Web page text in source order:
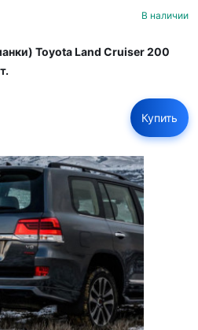
В наличии
Toyota Land Cruiser 200
Купить